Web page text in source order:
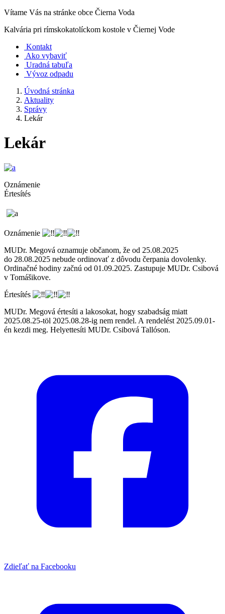
Vítame Vás na stránke obce Čierna Voda
Kalvária pri rímskokatolíckom kostole v Čiernej Vode
Kontakt
Ako vybaviť
Uradná tabuľa
Vývoz odpadu
Úvodná stránka
Aktuality
Správy
Lekár
Lekár
Oznámenie
Értesítés
Oznámenie
MUDr. Megová oznamuje občanom, že od 25.08.2025
do 28.08.2025 nebude ordinovať z dôvodu čerpania dovolenky.
Ordinačné hodiny začnú od 01.09.2025. Zastupuje MUDr. Csibová
v Tomášikove.
Értesítés
MUDr. Megová értesíti a lakosokat, hogy szabadság miatt
2025.08.25-töl 2025.08.28-ig nem rendel. A rendelést 2025.09.01-
én kezdi meg. Helyettesíti MUDr. Csibová Tallóson.
Zdieľať na Facebooku